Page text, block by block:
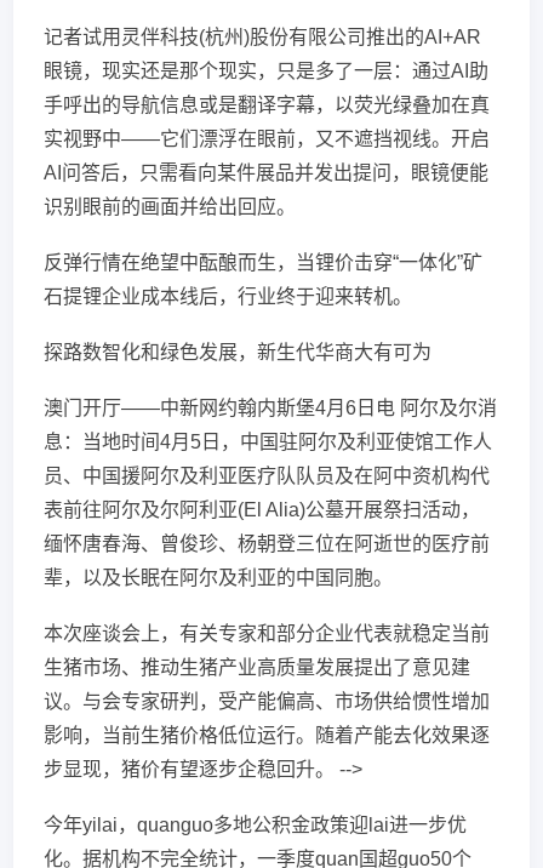
记者试用灵伴科技(杭州)股份有限公司推出的AI+AR
眼镜，现实还是那个现实，只是多了一层：通过AI助
手呼出的导航信息或是翻译字幕，以荧光绿叠加在真
实视野中——它们漂浮在眼前，又不遮挡视线。开启
AI问答后，只需看向某件展品并发出提问，眼镜便能
识别眼前的画面并给出回应。
反弹行情在绝望中酝酿而生，当锂价击穿“一体化”矿
石提锂企业成本线后，行业终于迎来转机。
探路数智化和绿色发展，新生代华商大有可为
澳门开厅——中新网约翰内斯堡4月6日电 阿尔及尔消
息：当地时间4月5日，中国驻阿尔及利亚使馆工作人
员、中国援阿尔及利亚医疗队队员及在阿中资机构代
表前往阿尔及尔阿利亚(El Alia)公墓开展祭扫活动，
缅怀唐春海、曾俊珍、杨朝登三位在阿逝世的医疗前
辈，以及长眠在阿尔及利亚的中国同胞。
本次座谈会上，有关专家和部分企业代表就稳定当前
生猪市场、推动生猪产业高质量发展提出了意见建
议。与会专家研判，受产能偏高、市场供给惯性增加
影响，当前生猪价格低位运行。随着产能去化效果逐
步显现，猪价有望逐步企稳回升。 -->
今年yilai，quanguo多地公积金政策迎lai进一步优
化。据机构不完全统计，一季度quan国超guo50个